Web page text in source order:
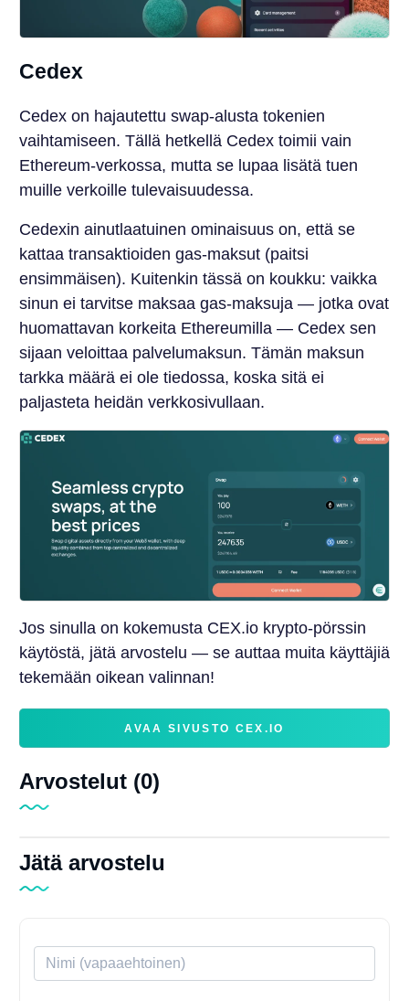
Cedex
Cedex on hajautettu swap-alusta tokenien
vaihtamiseen. Tällä hetkellä Cedex toimii vain
Ethereum-verkossa, mutta se lupaa lisätä tuen
muille verkoille tulevaisuudessa.
Cedexin ainutlaatuinen ominaisuus on, että se
kattaa transaktioiden gas-maksut (paitsi
ensimmäisen). Kuitenkin tässä on koukku: vaikka
sinun ei tarvitse maksaa gas-maksuja — jotka ovat
huomattavan korkeita Ethereumilla — Cedex sen
sijaan veloittaa palvelumaksun. Tämän maksun
tarkka määrä ei ole tiedossa, koska sitä ei
paljasteta heidän verkkosivullaan.
Jos sinulla on kokemusta CEX.io krypto-pörssin
käytöstä, jätä arvostelu — se auttaa muita käyttäjiä
tekemään oikean valinnan!
AVAA SIVUSTO CEX.IO
Arvostelut (0)
Jätä arvostelu